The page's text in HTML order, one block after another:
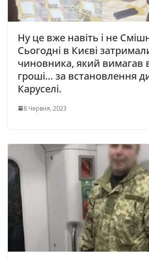
Ну це вже навіть і не
Сьогодні в Києві
чиновника, який вимагав
гроші… за встановлення
Каруселі.
8 Червня, 2023